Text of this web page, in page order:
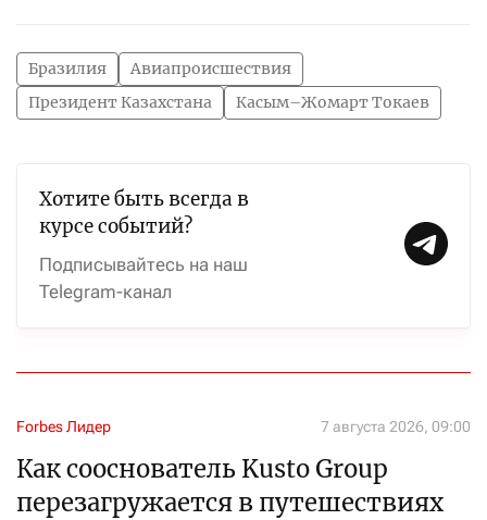
Бразилия
Авиапроисшествия
Президент Казахстана
Касым–Жомарт Токаев
Хотите быть всегда в
курсе событий?
Подписывайтесь на наш
Telegram-канал
Forbes Лидер 7 августа 2026, 09:00
Как сооснователь Kusto Group
перезагружается в путешествиях